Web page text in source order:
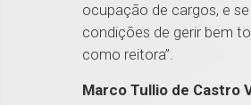
ocupação de cargos, e
condições de gerir bem
como reitora”.
Marco Tullio de Castro